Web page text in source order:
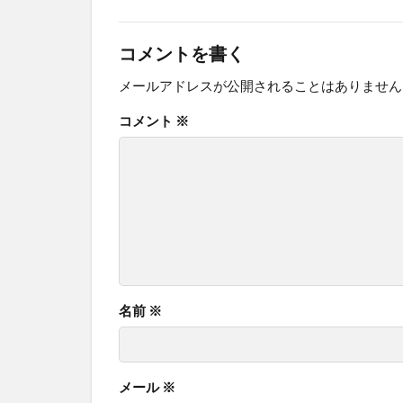
コメントを書く
メールアドレスが公開されることはありませ
コメント ※
名前 ※
メール ※